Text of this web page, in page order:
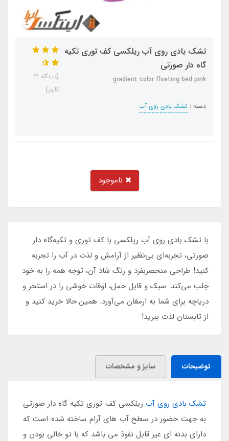
تشک بادی روی آب ریلکسی کف توری تکیه
گاه دار صورتی
gradient color floating bed pink
دسته : تشک بادی روی آب
(دیدگاه 21
کاربر)
ناموجود
با تشک بادی روی آب ریلکسی با کف توری و تکیه‌گاه دار
صورتی، تجربه‌ای بی‌نظیر از آرامش و لذت در آب را تجربه
کنید! طراحی منحصربفرد و رنگ شاد آن، توجه همه را به خود
جلب می‌کند. سبک و قابل حمل، اوقات خوشی را در استخر و
دریاچه برای شما به ارمغان می‌آورد. همین حالا خرید کنید و
از تابستان لذت ببرید!
توضیحات سایز و مشخصات
تشک بادی روی آب ریلکسی کف توری تکیه گاه دار صورتی
به جهت حضور در سطح آب های آرام ساخته شده است که
دارای بدنه ای غیر قابل نفوذ می باشد که با تو خالی بودن و